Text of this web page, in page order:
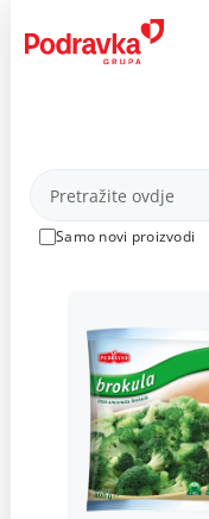
content
Samo novi proizvodi